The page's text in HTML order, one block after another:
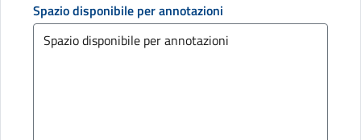
Spazio disponibile per annotazioni